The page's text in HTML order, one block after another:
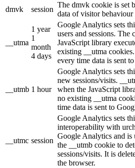
dmvk
session
The dmvk cookie is set
data of visitor behaviour
__utma
1 year
1
month
4 days
Google Analytics sets
users and sessions. The
JavaScript library
existing __utma
every time data is sent
__utmb 1 hour
Google Analytics sets
new sessions/visits.
when the JavaScript
no existing __utma
time data is sent to
__utmc session
Google Analytics sets
interoperability with
Google Analytics and
the __utmb cookie to
sessions/visits. It is
the browser.